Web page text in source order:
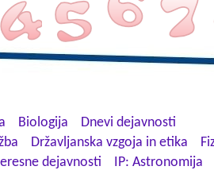
Biologija
Dnevi dejavnosti
Državljanska vzgoja in etika
dejavnosti
IP: Astronomija